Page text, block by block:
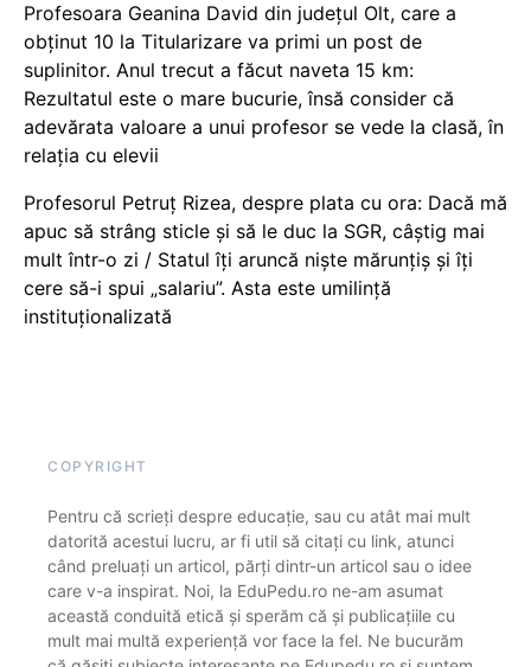
Profesoara Geanina David din județul Olt, care a
obținut 10 la Titularizare va primi un post de
suplinitor. Anul trecut a făcut naveta 15 km:
Rezultatul este o mare bucurie, însă consider că
adevărata valoare a unui profesor se vede la clasă, în
relația cu elevii
Profesorul Petruț Rizea, despre plata cu ora: Dacă mă
apuc să strâng sticle și să le duc la SGR, câștig mai
mult într-o zi / Statul îți aruncă niște mărunțiș și îți
cere să-i spui „salariu”. Asta este umilință
instituționalizată
COPYRIGHT
Pentru că scrieți despre educație, sau cu atât mai mult
datorită acestui lucru, ar fi util să citați cu link, atunci
când preluați un articol, părți dintr-un articol sau o idee
care v-a inspirat. Noi, la EduPedu.ro ne-am asumat
această conduită etică și sperăm că și publicațiile cu
mult mai multă experiență vor face la fel. Ne bucurăm